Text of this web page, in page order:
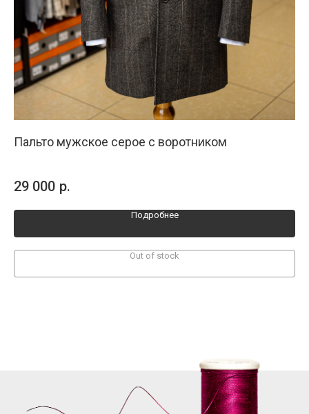
Пальто мужское серое с воротником
29 000 р.
Подробнее
Out of stock